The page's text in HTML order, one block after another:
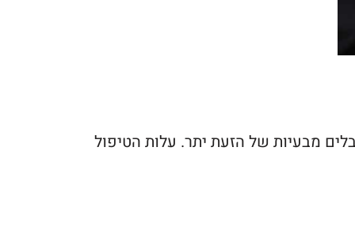
מבעיות של הזעת יתר. עלות הטיפול